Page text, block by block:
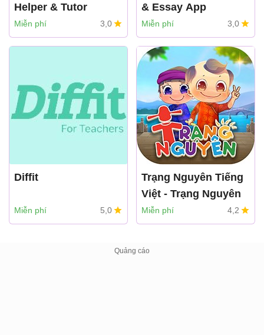
Helper & Tutor
Mathos AI
Miễn phí 3,0
& Essay App
HubX
Miễn phí 3,0
Diffit
Miễn phí 5,0
Trạng Nguyên Tiếng
Việt - Trạng Nguyên
Toàn Tài
TNHH ĐT Giáo dục
Miễn phí 4,2